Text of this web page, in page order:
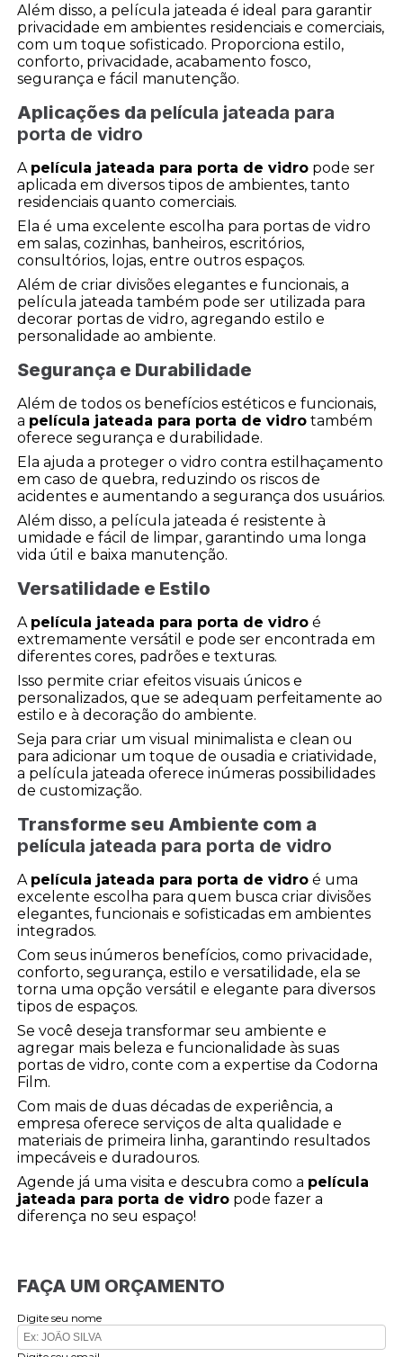
Além disso, a película jateada é ideal para garantir
privacidade em ambientes residenciais e comerciais,
com um toque sofisticado. Proporciona estilo,
conforto, privacidade, acabamento fosco,
segurança e fácil manutenção.
Aplicações da película jateada para
porta de vidro
A película jateada para porta de vidro pode ser
aplicada em diversos tipos de ambientes, tanto
residenciais quanto comerciais.
Ela é uma excelente escolha para portas de vidro
em salas, cozinhas, banheiros, escritórios,
consultórios, lojas, entre outros espaços.
Além de criar divisões elegantes e funcionais, a
película jateada também pode ser utilizada para
decorar portas de vidro, agregando estilo e
personalidade ao ambiente.
Segurança e Durabilidade
Além de todos os benefícios estéticos e funcionais,
a película jateada para porta de vidro também
oferece segurança e durabilidade.
Ela ajuda a proteger o vidro contra estilhaçamento
em caso de quebra, reduzindo os riscos de
acidentes e aumentando a segurança dos usuários.
Além disso, a película jateada é resistente à
umidade e fácil de limpar, garantindo uma longa
vida útil e baixa manutenção.
Versatilidade e Estilo
A película jateada para porta de vidro é
extremamente versátil e pode ser encontrada em
diferentes cores, padrões e texturas.
Isso permite criar efeitos visuais únicos e
personalizados, que se adequam perfeitamente ao
estilo e à decoração do ambiente.
Seja para criar um visual minimalista e clean ou
para adicionar um toque de ousadia e criatividade,
a película jateada oferece inúmeras possibilidades
de customização.
Transforme seu Ambiente com a
película jateada para porta de vidro
A película jateada para porta de vidro é uma
excelente escolha para quem busca criar divisões
elegantes, funcionais e sofisticadas em ambientes
integrados.
Com seus inúmeros benefícios, como privacidade,
conforto, segurança, estilo e versatilidade, ela se
torna uma opção versátil e elegante para diversos
tipos de espaços.
Se você deseja transformar seu ambiente e
agregar mais beleza e funcionalidade às suas
portas de vidro, conte com a expertise da Codorna
Film.
Com mais de duas décadas de experiência, a
empresa oferece serviços de alta qualidade e
materiais de primeira linha, garantindo resultados
impecáveis e duradouros.
Agende já uma visita e descubra como a película
jateada para porta de vidro pode fazer a
diferença no seu espaço!
FAÇA UM ORÇAMENTO
Digite seu nome